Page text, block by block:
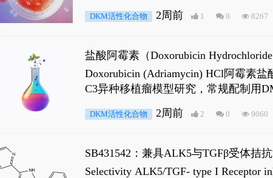
是全长 Androgen Receptor (AR-FL)和
DKM活性化合物 2周前 1 0 8267
盐酸阿霉素（Doxorubicin
Doxorubicin (Adriamycin) HCl阿霉素
C3异种移植瘤模型研究，常规配制用
DKM活性化合物 2周前 2 0 9060
SB431542：兼具ALK5与TGFβ受体拮
Selectivity ALK5/TGF- type I Receptor